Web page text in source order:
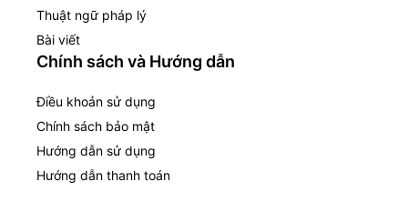
Thuật ngữ pháp lý
Bài viết
Chính sách và Hướng dẫn
Điều khoản sử dụng
Chính sách bảo mật
Hướng dẫn sử dụng
Hướng dẫn thanh toán